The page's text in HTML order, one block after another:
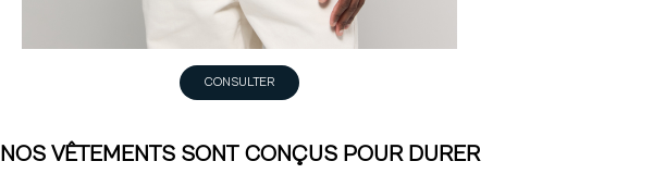
CONSULTER
NOS VÊTEMENTS SONT CONÇUS POUR DURER